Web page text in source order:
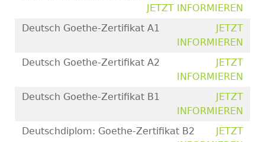
JETZT INFORMIEREN
Deutsch Goethe-Zertifikat A1
JETZT
INFORMIEREN
Deutsch Goethe-Zertifikat A2
JETZT
INFORMIEREN
Deutsch Goethe-Zertifikat B1
JETZT
INFORMIEREN
Deutschdiplom: Goethe-Zertifikat B2
JETZT